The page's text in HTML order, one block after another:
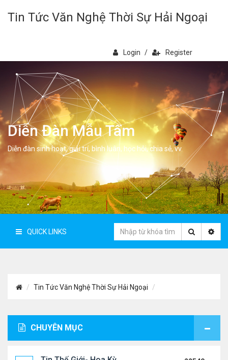
Tin Tức Văn Nghệ Thời Sự Hải Ngoại
Login / Register
Diễn Đàn Mẫu Tâm
Diễn đàn sinh hoạt, giải trí, bình luân, học hỏi, chia sẻ, vv.
QUICK LINKS
Tin Tức Văn Nghệ Thời Sự Hải Ngoại
CHUYÊN MỤC